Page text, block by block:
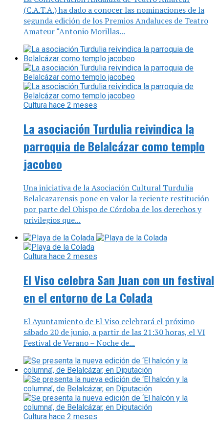
(C.A.T.A.) ha dado a conocer las nominaciones de la
segunda edición de los Premios Andaluces de Teatro
Amateur “Antonio Morillas...
Cultura hace 2 meses
La asociación Turdulia reivindica la
parroquia de Belalcázar como templo
jacobeo
Una iniciativa de la Asociación Cultural Turdulia
Belalcazarensis pone en valor la reciente restitución
por parte del Obispo de Córdoba de los derechos y
privilegios que...
Cultura hace 2 meses
El Viso celebra San Juan con un festival
en el entorno de La Colada
El Ayuntamiento de El Viso celebrará el próximo
sábado 20 de junio, a partir de las 21:30 horas, el VI
Festival de Verano – Noche de...
Cultura hace 2 meses